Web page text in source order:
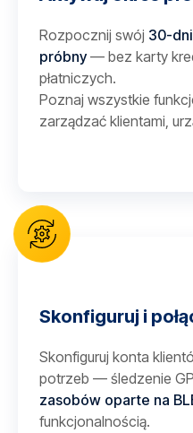
Rozpocznij swój 30-
próbny— bez karty
płatniczych.
Poznaj wszystkie
zarządzać klientami,
Skonfiguruj i
Skonfiguruj konta
potrzeb — śledzenie
zasobów oparte na
funkcjonalnością.